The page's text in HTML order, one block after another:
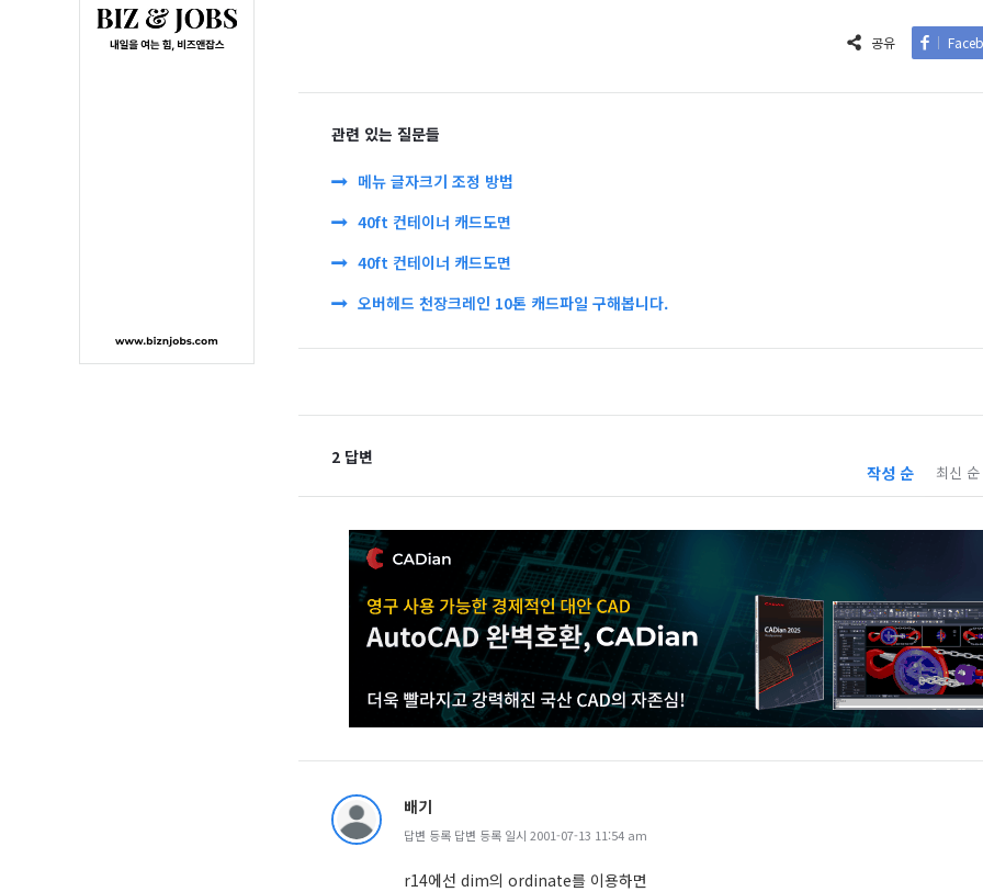
공유
관련 있는 질문들
메뉴 글자크기 조정 방법
40ft 컨테이너 캐드도면
40ft 컨테이너 캐드도면
오버헤드 천장크레인 10톤 캐드파일 구해봅니다.
2 답변
작성 순 최신 순
배기
답변 등록 답변 등록 일시 2001-07-13 11:54 am
r14에선 dim의 ordinate를 이용하면